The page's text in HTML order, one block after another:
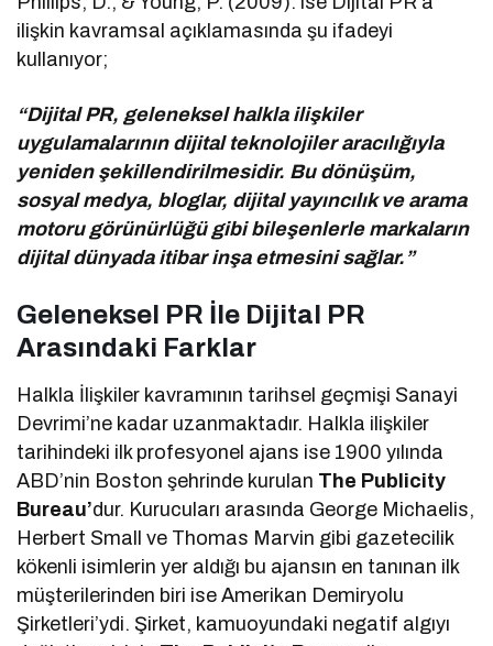
ilişkin kavramsal açıklamasında şu ifadeyi
kullanıyor;
“Dijital PR, geleneksel halkla ilişkiler
uygulamalarının dijital teknolojiler aracılığıyla
yeniden şekillendirilmesidir. Bu dönüşüm,
sosyal medya, bloglar, dijital yayıncılık ve arama
motoru görünürlüğü gibi bileşenlerle markaların
dijital dünyada itibar inşa etmesini sağlar.”
Geleneksel PR İle Dijital PR
Arasındaki Farklar
Halkla İlişkiler kavramının tarihsel geçmişi Sanayi
Devrimi’ne kadar uzanmaktadır. Halkla ilişkiler
tarihindeki ilk profesyonel ajans ise 1900 yılında
ABD’nin Boston şehrinde kurulan The Publicity
Bureau’dur. Kurucuları arasında George Michaelis,
Herbert Small ve Thomas Marvin gibi gazetecilik
kökenli isimlerin yer aldığı bu ajansın en tanınan ilk
müşterilerinden biri ise Amerikan Demiryolu
Şirketleri’ydi. Şirket, kamuoyundaki negatif algıyı